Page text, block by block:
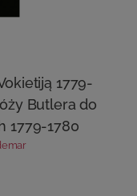
1779-
Butlera do
1779-1780